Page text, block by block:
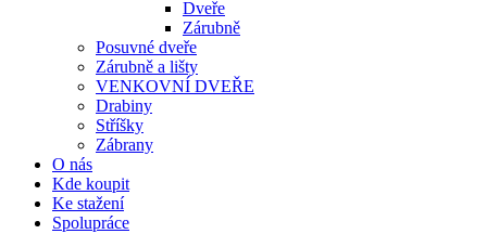
Dveře
Zárubně
Posuvné dveře
Zárubně a lišty
VENKOVNÍ DVEŘE
Drabiny
Stříšky
Zábrany
O nás
Kde koupit
Ke stažení
Spolupráce